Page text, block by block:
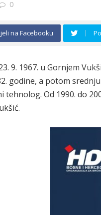
0
na Facebooku
9. 1967. u Gornjem
godine, a potom
tehnolog. Od 1990. do